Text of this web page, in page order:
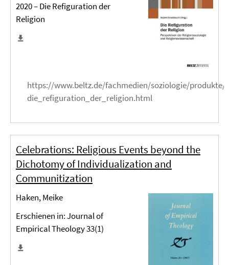
2020 – Die Refiguration der
Religion
https://www.beltz.de/fachmedien/soziologie/
die_refiguration_der_religion.html
Celebrations: Religious Events beyond the
Dichotomy of Individualization and
Communitization
Haken, Meike
Erschienen in: Journal of
Empirical Theology 33(1)